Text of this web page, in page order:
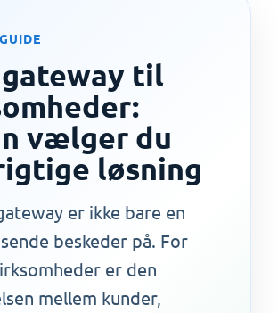
gateway til
vælger du
løsning
er ikke bare en
beskeder på. For
er den
mellem kunder,